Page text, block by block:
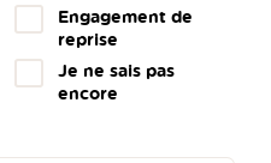
Engagement de
reprise
Je ne sais pas
encore